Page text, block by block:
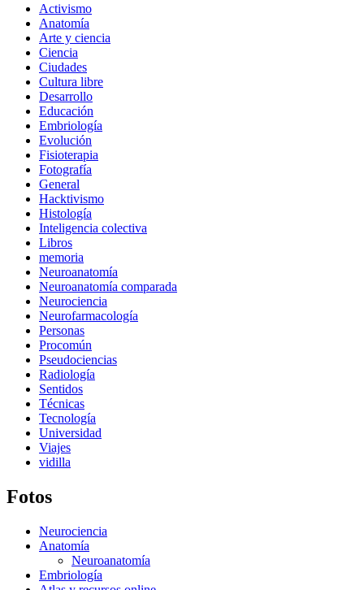
Activismo
Anatomía
Arte y ciencia
Ciencia
Ciudades
Cultura libre
Desarrollo
Educación
Embriología
Evolución
Fisioterapia
Fotografía
General
Hacktivismo
Histología
Inteligencia colectiva
Libros
memoria
Neuroanatomía
Neuroanatomía comparada
Neurociencia
Neurofarmacología
Personas
Procomún
Pseudociencias
Radiología
Sentidos
Técnicas
Tecnología
Universidad
Viajes
vidilla
Fotos
Neurociencia
Anatomía
Neuroanatomía
Embriología